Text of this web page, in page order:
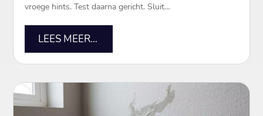
vroege hints. Test daarna gericht. Sluit…
LEES MEER…